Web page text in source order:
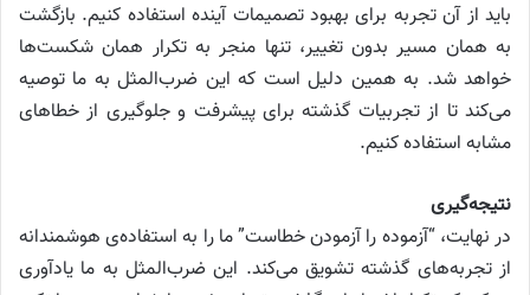
باید از آن تجربه برای بهبود تصمیمات آینده استفاده کنیم. بازگشت
به همان مسیر بدون تغییر، تنها منجر به تکرار همان شکست‌ها
خواهد شد. به همین دلیل است که این ضرب‌المثل به ما توصیه
می‌کند تا از تجربیات گذشته برای پیشرفت و جلوگیری از خطاهای
مشابه استفاده کنیم.
نتیجه‌گیری
در نهایت، “آزموده را آزمودن خطاست” ما را به استفاده‌ی هوشمندانه
از تجربه‌های گذشته تشویق می‌کند. این ضرب‌المثل به ما یادآوری